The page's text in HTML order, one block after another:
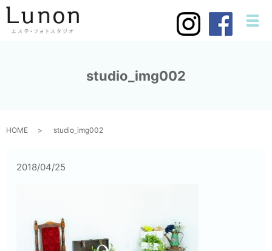
メ
studio_img002
HOME studio_img002
2018/04/25